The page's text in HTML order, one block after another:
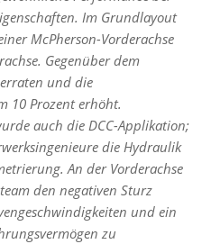
Im Grundlayout
McPherson-Vorderachse
Gegenüber dem
und die
10 Prozent erhöht.
auch die DCC-Applikation;
die Hydraulik
An der Vorderachse
den negativen Sturz
und ein
zu